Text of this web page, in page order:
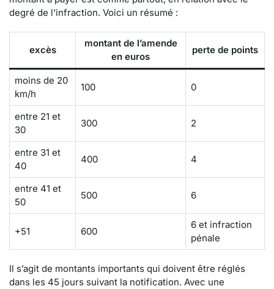
degré de l’infraction. Voici un résumé :
excès
montant de l’amende
en euros
perte de points
moins de 20
km/h
100 0
entre 21 et
30
300 2
entre 31 et
40
400 4
entre 41 et
50
500 6
+51 600
6 et infraction
pénale
Il s’agit de montants importants qui doivent être réglés
dans les 45 jours suivant la notification. Avec une